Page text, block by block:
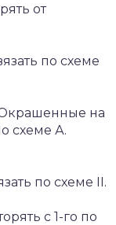
от
по схеме
Окрашенные на
схеме А.
по схеме II.
с 1-го по